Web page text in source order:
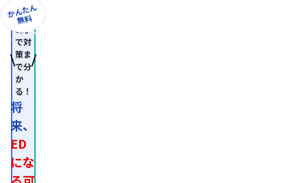
かんたん
無料
8問
で対
策ま
で分
か
る！
将
来、
ED
にな